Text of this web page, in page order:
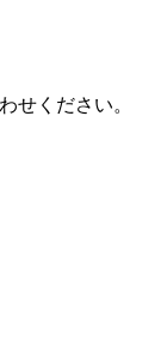
せください。